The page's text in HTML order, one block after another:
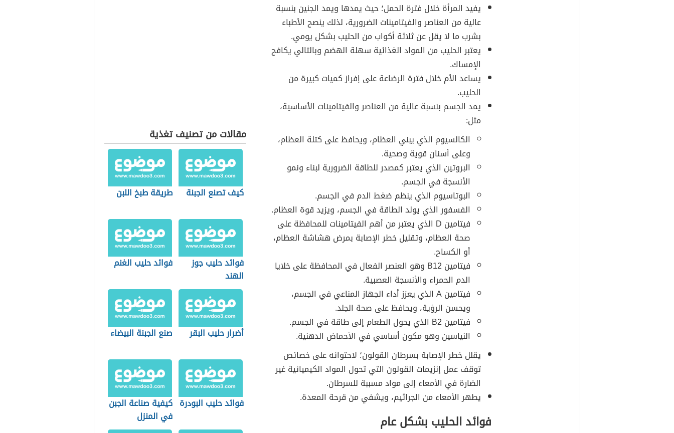
يفيد المرأة خلال فترة الحمل؛ حيث يمدها ويمد الجنين بنسبة
عالية من العناصر والفيتامينات الضرورية، لذلك ينصح الأطباء
بشرب ما لا يقل عن ثلاثة أكواب من الحليب بشكل يومي.
يعتبر الحليب من المواد الغذائية سهلة الهضم وبالتالي يكافح
الإمساك.
يساعد الأم خلال فترة الرضاعة على إفراز كميات كبيرة من
الحليب.
يمد الجسم بنسبة عالية من العناصر والفيتامينات الأساسية،
مثل:
الكالسيوم الذي يبني العظام، ويحافظ على كتلة العظام،
وعلى أسنان قوية وصحية.
البروتين الذي يعتبر كمصدر للطاقة الضرورية لبناء ونمو
الأنسجة في الجسم.
البوتاسيوم الذي ينظم ضغط الدم في الجسم.
الفسفور الذي يولد الطاقة في الجسم، ويزيد قوة العظام.
فيتامين D الذي يعتبر من أهم الفيتامينات للمحافظة على
صحة العظام، وتقليل خطر الإصابة بمرض هشاشة العظام،
أو الكساح.
فيتامين B12 وهو العنصر الفعال في المحافظة على خلايا
الدم الحمراء والأنسجة العصبية.
فيتامين A الذي يعزز أداء الجهاز المناعي في الجسم،
ويحسن الرؤية، ويحافظ على صحة الجلد.
فيتامين B2 الذي يحول الطعام إلى طاقة في الجسم.
النياسين وهو مكون أساسي في الأحماض الدهنية.
يقلل خطر الإصابة بسرطان القولون؛ لاحتوائه على خصائص
توقف عمل إنزيمات القولون التي تحول المواد الكيميائية غير
الضارة في الأمعاء إلى مواد مسببة للسرطان.
يطهر الأمعاء من الجراثيم، ويشفي من قرحة المعدة.
فوائد الحليب بشكل عام
مقالات من تصنيف تغذية
كيف تصنع الجبنة طريقة طبخ اللبن
فوائد حليب جوز
الهند
فوائد حليب الغنم
أضرار حليب البقر صنع الجبنة البيضاء
فوائد حليب البودرة كيفية صناعة الجبن
في المنزل